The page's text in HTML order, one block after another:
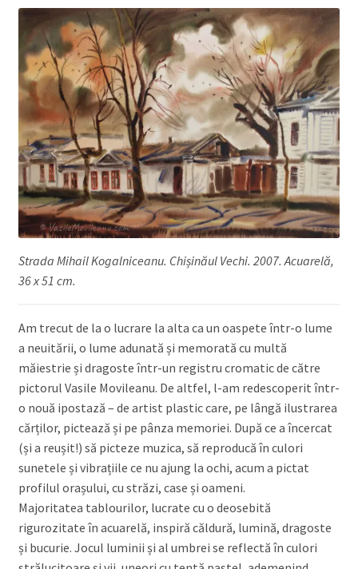
Strada Mihail Kogalniceanu. Chișinăul Vechi. 2007. Acuarelă,
36 x 51 cm.
Am trecut de la o lucrare la alta ca un oaspete într-o lume
a neuitării, o lume adunată și memorată cu multă
măiestrie și dragoste într-un registru cromatic de către
pictorul Vasile Movileanu. De altfel, l-am redescoperit într-
o nouă ipostază – de artist plastic care, pe lângă ilustrarea
cărților, pictează și pe pânza memoriei. După ce a încercat
(și a reușit!) să picteze muzica, să reproducă în culori
sunetele și vibrațiile ce nu ajung la ochi, acum a pictat
profilul orașului, cu străzi, case și oameni.
Majoritatea tablourilor, lucrate cu o deosebită
rigurozitate în acuarelă, inspiră căldură, lumină, dragoste
și bucurie. Jocul luminii și al umbrei se reflectă în culori